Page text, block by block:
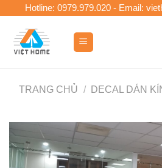
content
Hotline: 0979.979.020 - Email:
TRANG CHỦ / DECAL DÁN